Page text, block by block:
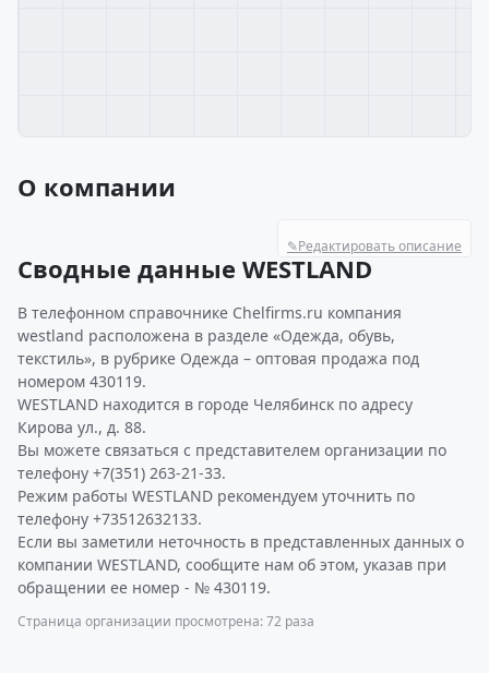
О компании
✎Редактировать описание
Сводные данные WESTLAND
В телефонном справочнике Chelfirms.ru компания
westland расположена в разделе «Одежда, обувь,
текстиль», в рубрике Одежда – оптовая продажа под
номером 430119.
WESTLAND находится в городе Челябинск по адресу
Кирова ул., д. 88.
Вы можете связаться с представителем организации по
телефону +7(351) 263-21-33.
Режим работы WESTLAND рекомендуем уточнить по
телефону +73512632133.
Если вы заметили неточность в представленных данных о
компании WESTLAND, сообщите нам об этом, указав при
обращении ее номер - № 430119.
Страница организации просмотрена: 72 раза